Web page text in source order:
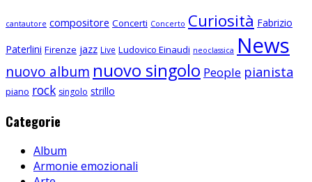
cantautore compositore Concerti Concerto Curiosità Fabrizio
Paterlini Firenze jazz Live Ludovico Einaudi neoclassica News
nuovo album nuovo singolo People pianista
piano rock singolo strillo
Categorie
Album
Armonie emozionali